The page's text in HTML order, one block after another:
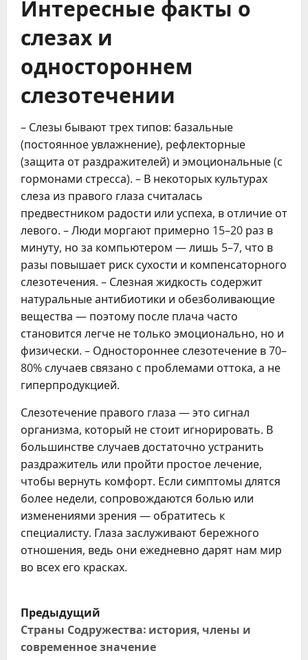
Интересные факты о
слезах и
одностороннем
слезотечении
– Слезы бывают трех типов: базальные
(постоянное увлажнение), рефлекторные
(защита от раздражителей) и эмоциональные (с
гормонами стресса). – В некоторых культурах
слеза из правого глаза считалась
предвестником радости или успеха, в отличие от
левого. – Люди моргают примерно 15–20 раз в
минуту, но за компьютером — лишь 5–7, что в
разы повышает риск сухости и компенсаторного
слезотечения. – Слезная жидкость содержит
натуральные антибиотики и обезболивающие
вещества — поэтому после плача часто
становится легче не только эмоционально, но и
физически. – Одностороннее слезотечение в 70–
80% случаев связано с проблемами оттока, а не
гиперпродукцией.
Слезотечение правого глаза — это сигнал
организма, который не стоит игнорировать. В
большинстве случаев достаточно устранить
раздражитель или пройти простое лечение,
чтобы вернуть комфорт. Если симптомы длятся
более недели, сопровождаются болью или
изменениями зрения — обратитесь к
специалисту. Глаза заслуживают бережного
отношения, ведь они ежедневно дарят нам мир
во всех его красках.
Н
а
Предыдущий
Страны Содружества: история, члены и
современное значение